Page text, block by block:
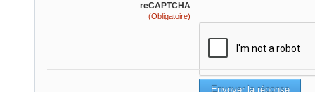
reCAPTCHA
(Obligatoire)